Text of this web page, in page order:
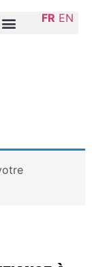
FR EN